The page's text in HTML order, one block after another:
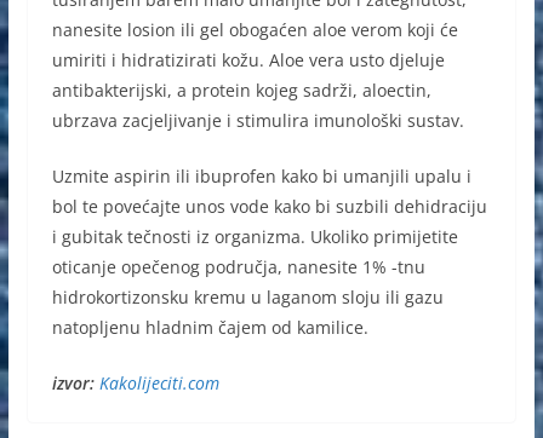
nanesite losion ili gel obogaćen aloe verom koji će
umiriti i hidratizirati kožu. Aloe vera usto djeluje
antibakterijski, a protein kojeg sadrži, aloectin,
ubrzava zacjeljivanje i stimulira imunološki sustav.
Uzmite aspirin ili ibuprofen kako bi umanjili upalu i
bol te povećajte unos vode kako bi suzbili dehidraciju
i gubitak tečnosti iz organizma. Ukoliko primijetite
oticanje opečenog područja, nanesite 1% -tnu
hidrokortizonsku kremu u laganom sloju ili gazu
natopljenu hladnim čajem od kamilice.
izvor: Kakolijeciti.com